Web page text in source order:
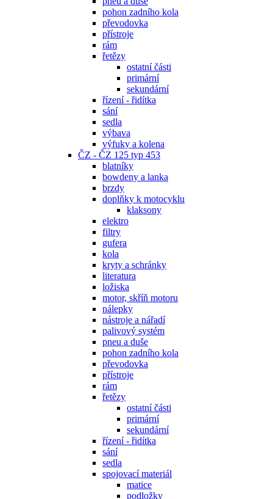
pohon zadního kola
převodovka
přístroje
rám
řetězy
ostatní části
primární
sekundární
řízení - řidítka
sání
sedla
výbava
výfuky a kolena
ČZ - ČZ 125 typ 453
blatníky
bowdeny a lanka
brzdy
doplňky k motocyklu
klaksony
elektro
filtry
gufera
kola
kryty a schránky
literatura
ložiska
motor, skříň motoru
nálepky
nástroje a nářadí
palivový systém
pneu a duše
pohon zadního kola
převodovka
přístroje
rám
řetězy
ostatní části
primární
sekundární
řízení - řidítka
sání
sedla
spojovací materiál
matice
podložky